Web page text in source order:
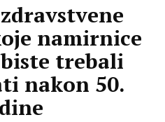
namirnice
trebali
nakon 50.